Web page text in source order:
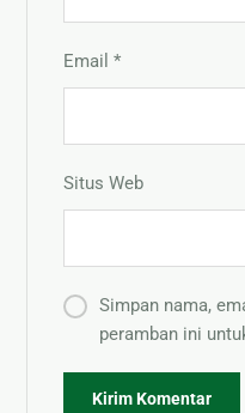
Email*
Situs Web
Simpan nama,
peramban ini